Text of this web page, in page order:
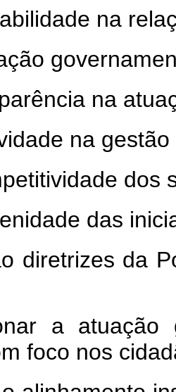
na
na
na gestão
dos
das
diretrizes da
a atuação
foco nos